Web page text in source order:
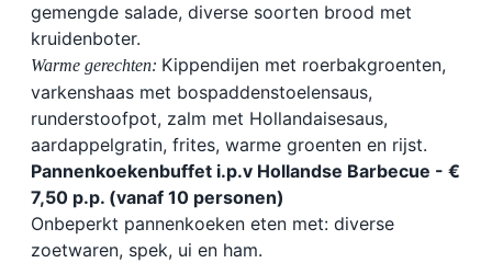
gemengde salade, diverse soorten brood met
kruidenboter.
Warme gerechten: Kippendijen met roerbakgroenten,
varkenshaas met bospaddenstoelensaus,
runderstoofpot, zalm met Hollandaisesaus,
aardappelgratin, frites, warme groenten en rijst.
Pannenkoekenbuffet i.p.v Hollandse Barbecue - €
7,50 p.p. (vanaf 10 personen)
Onbeperkt pannenkoeken eten met: diverse
zoetwaren, spek, ui en ham.